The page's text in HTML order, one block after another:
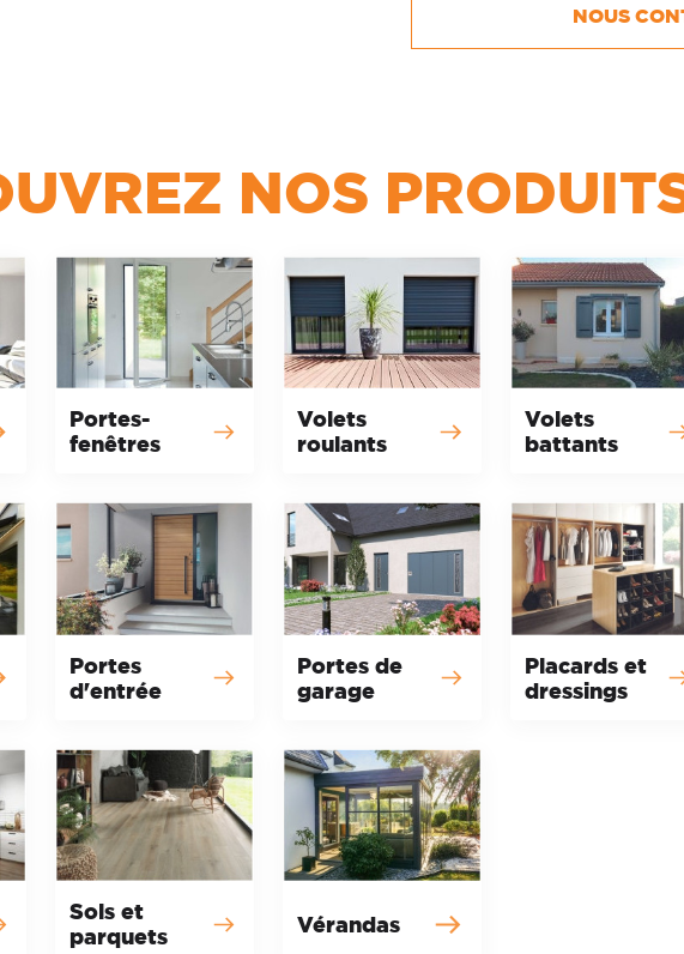
Mardi
Samedi
Dimanche
NOUS
NOS
Portes-
fenêtres
Volets
roulants
Volets
battants
Portes
d'entrée
Portes de
garage
Placards et
dressings
Sols et
parquets
Vérandas